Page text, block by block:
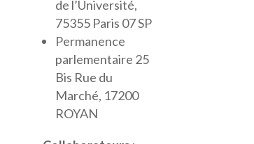
de l’Université,
75355 Paris 07 SP
Permanence
parlementaire 25
Bis Rue du
Marché, 17200
ROYAN